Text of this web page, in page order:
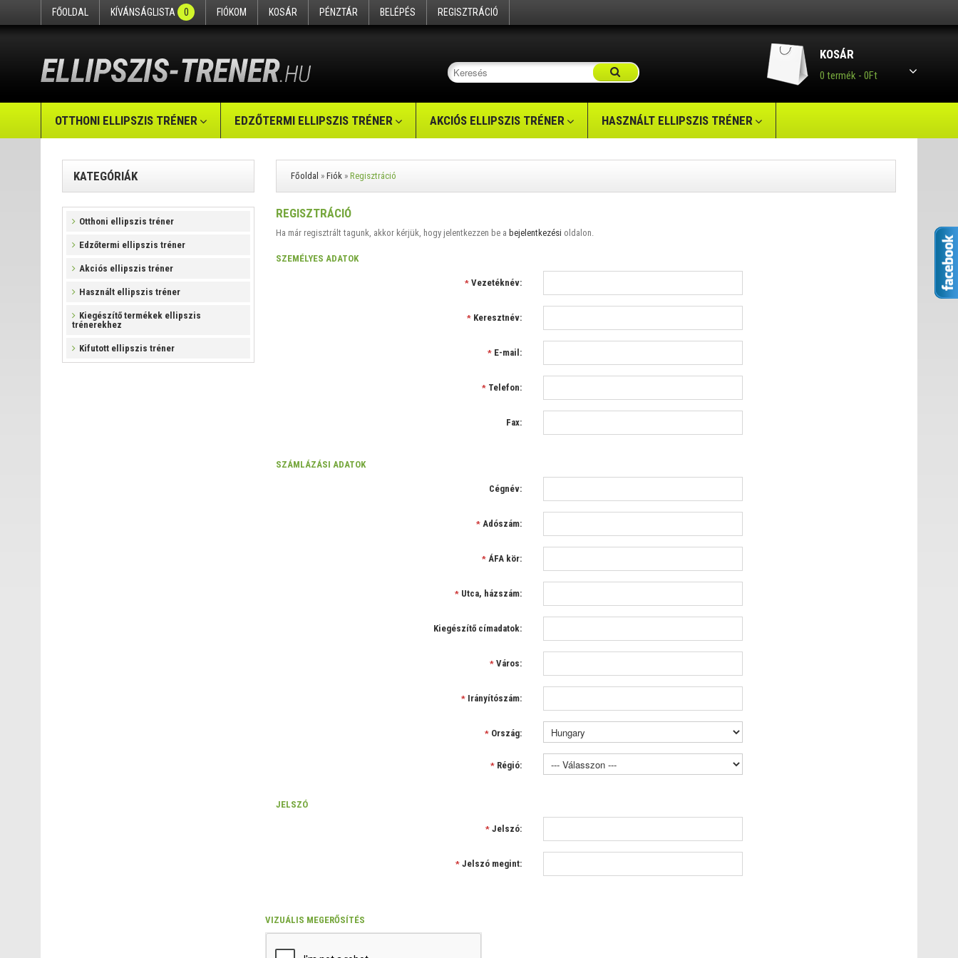
FŐOLDAL KÍVÁNSÁGLISTA 0 FIÓKOM KOSÁR PÉNZTÁR BELÉPÉS REGISZTRÁCIÓ
KOSÁR
0 termék - 0Ft
OTTHONI ELLIPSZIS TRÉNER EDZŐTERMI ELLIPSZIS TRÉNER AKCIÓS ELLIPSZIS TRÉNER HASZNÁLT ELLIPSZIS TRÉNER
KATEGÓRIÁK
Otthoni ellipszis tréner
Edzőtermi ellipszis tréner
Akciós ellipszis tréner
Használt ellipszis tréner
Kiegészítő termékek ellipszis
trénerekhez
Kifutott ellipszis tréner
Főoldal » Fiók » Regisztráció
REGISZTRÁCIÓ
Ha már regisztrált tagunk, akkor kérjük, hogy jelentkezzen be a bejelentkezési oldalon.
SZEMÉLYES ADATOK
* Vezetéknév:
* Keresztnév:
* E-mail:
* Telefon:
Fax:
SZÁMLÁZÁSI ADATOK
Cégnév:
* Adószám:
* ÁFA kör:
* Utca, házszám:
Kiegészítő címadatok:
* Város:
* Irányítószám:
* Ország:
* Régió:
JELSZÓ
* Jelszó:
* Jelszó megint:
VIZUÁLIS MEGERŐSÍTÉS